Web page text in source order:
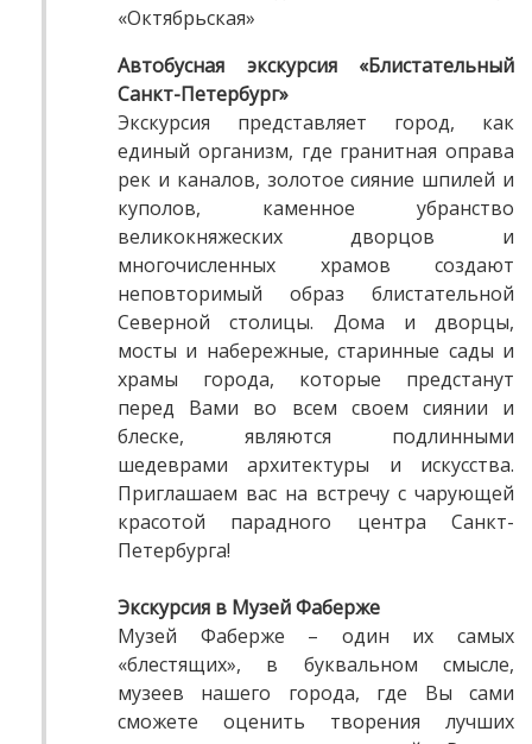
«Октябрьская»
Автобусная экскурсия «Блистательный
Санкт-Петербург»
Экскурсия представляет город, как
единый организм, где гранитная оправа
рек и каналов, золотое сияние шпилей и
куполов, каменное убранство
великокняжеских дворцов и
многочисленных храмов создают
неповторимый образ блистательной
Северной столицы. Дома и дворцы,
мосты и набережные, старинные сады и
храмы города, которые предстанут
перед Вами во всем своем сиянии и
блеске, являются подлинными
шедеврами архитектуры и искусства.
Приглашаем вас на встречу с чарующей
красотой парадного центра Санкт-
Петербурга!
Экскурсия в Музей Фаберже
Музей Фаберже – один их самых
«блестящих», в буквальном смысле,
музеев нашего города, где Вы сами
сможете оценить творения лучших